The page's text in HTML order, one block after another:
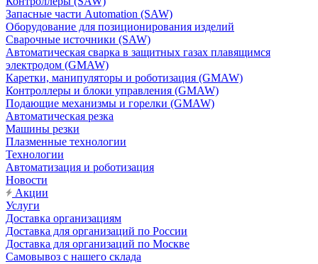
Запасные части Automation (SAW)
Оборудование для позиционирования изделий
Сварочные источники (SAW)
Автоматическая сварка в защитных газах плавящимся
электродом (GMAW)
Каретки, манипуляторы и роботизация (GMAW)
Контроллеры и блоки управления (GMAW)
Подающие механизмы и горелки (GMAW)
Автоматическая резка
Машины резки
Плазменные технологии
Технологии
Автоматизация и роботизация
Новости
Акции
Услуги
Доставка организациям
Доставка для организаций по России
Доставка для организаций по Москве
Самовывоз с нашего склада